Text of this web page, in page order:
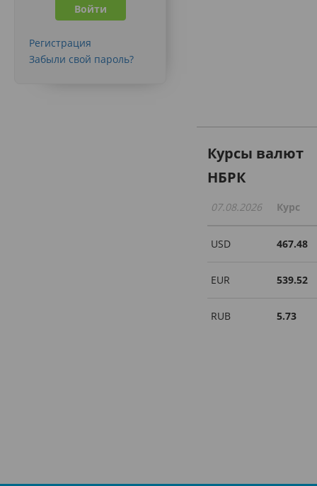
Регистрация
Забыли свой пароль?
Курсы валют
НБРК
07.08.2026 Курс
USD 467.48
EUR 539.52
RUB 5.73